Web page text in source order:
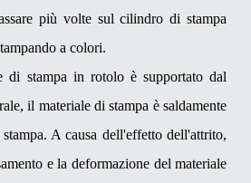
più volte sul cilindro di stampa
a colori.
di stampa in rotolo è supportato dal
il materiale di stampa è saldamente
A causa dell'effetto dell'attrito,
e la deformazione del materiale